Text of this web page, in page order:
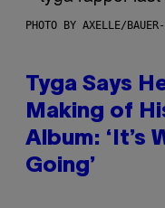
PHOTO BY AXELLE/
Tyga Says
Making of
Album: ‘It’s
Going’